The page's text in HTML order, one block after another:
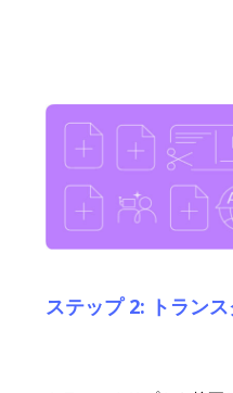
ステップ 2: トラン